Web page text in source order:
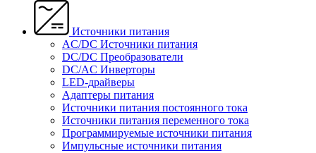
Источники питания
AC/DC Источники питания
DC/DC Преобразователи
DC/AC Инверторы
LED-драйверы
Адаптеры питания
Источники питания постоянного тока
Источники питания переменного тока
Программируемые источники питания
Импульсные источники питания